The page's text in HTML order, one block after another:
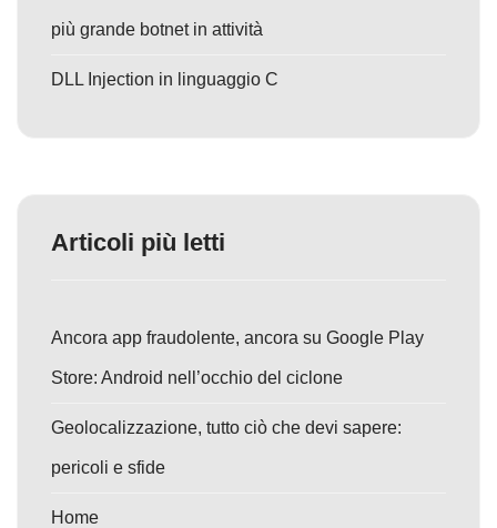
più grande botnet in attività
DLL Injection in linguaggio C
Articoli più letti
Ancora app fraudolente, ancora su Google Play
Store: Android nell’occhio del ciclone
Geolocalizzazione, tutto ciò che devi sapere:
pericoli e sfide
Home